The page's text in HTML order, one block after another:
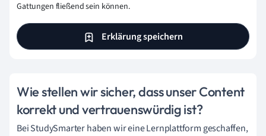
Gattungen fließend sein können.
Erklärung speichern
Wie stellen wir sicher, dass unser Content
korrekt und vertrauenswürdig ist?
Bei StudySmarter haben wir eine Lernplattform geschaffen,